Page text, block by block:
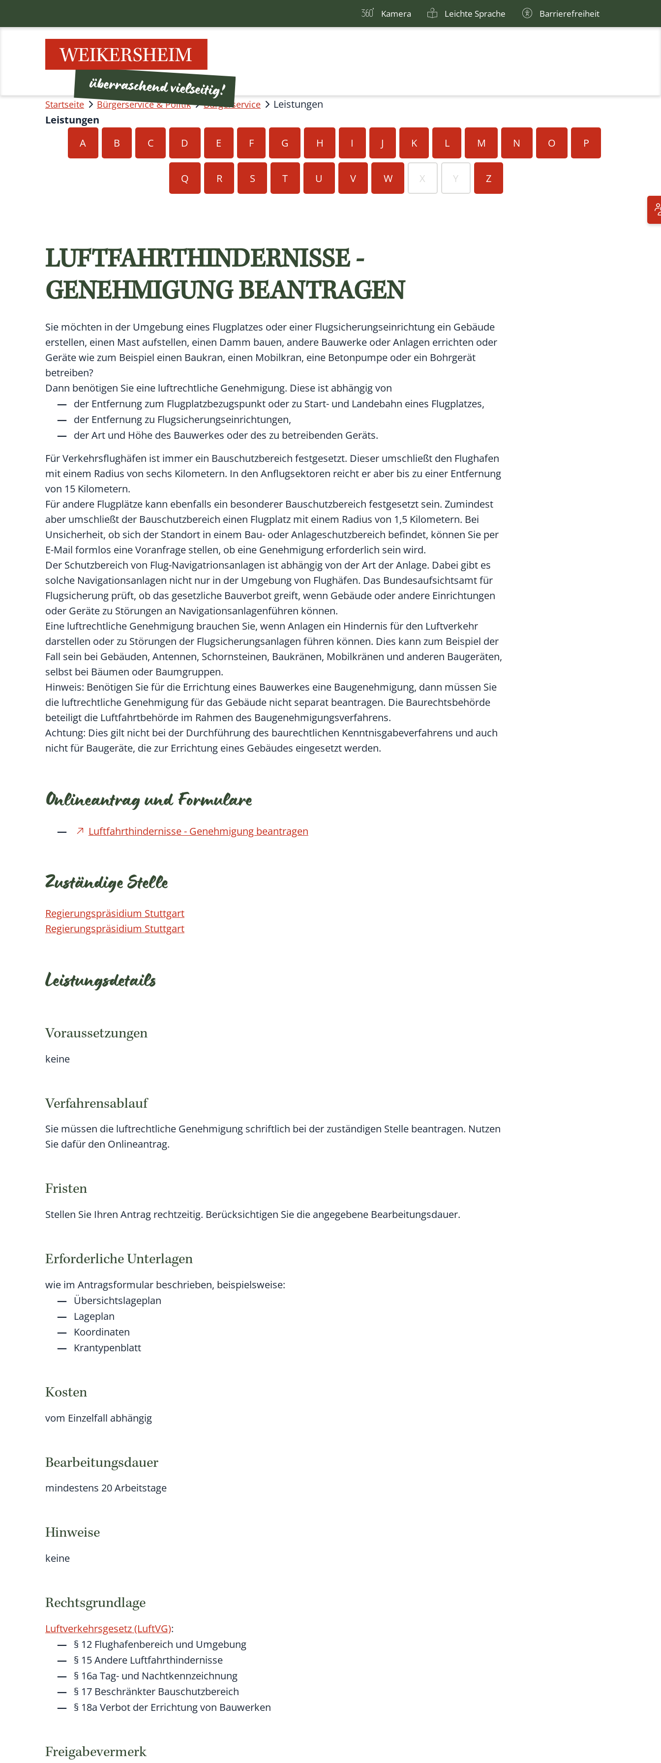
Kamera Leichte Sprache Barrierefreiheit
Startseite Bürgerservice & Politik Bürgerservice
Leistungen
Leistungen
A
B C D E F G H I J K L M N O P
Q R S T U V W X Y Z
LUFTFAHRTHINDERNISSE -
GENEHMIGUNG BEANTRAGEN
Sie möchten in der Umgebung eines Flugplatzes oder einer Flugsicherungseinrichtung ein Gebäude
erstellen, einen Mast aufstellen, einen Damm bauen, andere Bauwerke oderAnlagen errichten oder
Gerätewie zum Beispiel einen Baukran, einen Mobilkran, eine Betonpumpe oder ein Bohrgerät
betreiben?
Dann benötigen Sie eine luftrechtliche Genehmigung. Diese ist abhängig von
der Entfernung zum Flugplatzbezugspunkt oder zu Start- und Landebahn eines Flugplatzes,
der Entfernung zu Flugsicherungseinrichtungen,
der Art und Höhe des Bauwerkes oder des zu betreibenden Geräts.
Für Verkehrsflughäfen ist immer ein Bauschutzbereich festgesetzt. Dieser umschließt den Flughafen
mit einem Radius von sechs Kilometern. In den Anflugsektoren reicht er aber bis zu einer Entfernung
von 15 Kilometern.
Für andere Flugplätze kann ebenfalls ein besonderer Bauschutzbereich festgesetzt sein. Zumindest
aber umschließt der Bauschutzbereich einen Flugplatz mit einem Radius von 1,5 Kilometern. Bei
Unsicherheit, ob sich der Standort in einem Bau- oder Anlageschutzbereich befindet, können Sie per
E-Mail formlos eine Voranfrage stellen, ob eine Genehmigung erforderlich sein wird.
Der Schutzbereich von Flug-Navigatrionsanlagen ist abhängig von der Art derAnlage. Dabei gibt es
solche Navigationsanlagen nicht nur in der Umgebung von Flughäfen. Das Bundesaufsichtsamt für
Flugsicherung prüft, ob das gesetzliche Bauverbot greift, wenn Gebäude oder andere Einrichtungen
oder Geräte zu Störungen an Navigationsanlagenführen können.
Eine luftrechtliche Genehmigung brauchen Sie, wenn Anlagen ein Hindernis für den Luftverkehr
darstellen oder zu Störungen der Flugsicherungsanlagen führen können. Dies kann zum Beispiel der
Fall sein bei Gebäuden, Antennen, Schornsteinen, Baukränen, Mobilkränen und anderen Baugeräten,
selbst bei Bäumen oder Baumgruppen.
Hinweis: Benötigen Sie für die Errichtung eines Bauwerkes eine Baugenehmigung, dann müssen Sie
die luftrechtliche Genehmigung für das Gebäude nicht separat beantragen. Die Baurechtsbehörde
beteiligt die Luftfahrtbehörde im Rahmen des Baugenehmigungsverfahrens.
Achtung: Dies gilt nicht bei der Durchführung des baurechtlichen Kenntnisgabeverfahrens und auch
nicht für Baugeräte, die zur Errichtung eines Gebäudes eingesetzt werden.
Onlineantrag und Formulare
Luftfahrthindernisse - Genehmigung beantragen
Zuständige Stelle
Regierungspräsidium Stuttgart
Regierungspräsidium Stuttgart
Leistungsdetails
Voraussetzungen
keine
Verfahrensablauf
Sie müssen die luftrechtliche Genehmigung schriftlich bei der zuständigen Stelle beantragen. Nutzen
Sie dafür den Onlineantrag.
Fristen
Stellen Sie Ihren Antrag rechtzeitig. Berücksichtigen Sie die angegebene Bearbeitungsdauer.
Erforderliche Unterlagen
wie im Antragsformular beschrieben, beispielsweise:
Übersichtslageplan
Lageplan
Koordinaten
Krantypenblatt
Kosten
vom Einzelfall abhängig
Bearbeitungsdauer
mindestens 20 Arbeitstage
Hinweise
keine
Rechtsgrundlage
Luftverkehrsgesetz (LuftVG):
§ 12 Flughafenbereich und Umgebung
§ 15 Andere Luftfahrthindernisse
§ 16a Tag- und Nachtkennzeichnung
§ 17 Beschränkter Bauschutzbereich
§ 18a Verbot der Errichtung von Bauwerken
Freigabevermerk